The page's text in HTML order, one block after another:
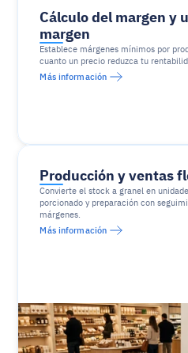
Cálculo del margen y
margen
Establece márgenes mínimos por
cuanto un precio reduzca tu
Más información
Producción y ventas
Convierte el stock a granel en
porcionado y preparación con
márgenes.
Más información